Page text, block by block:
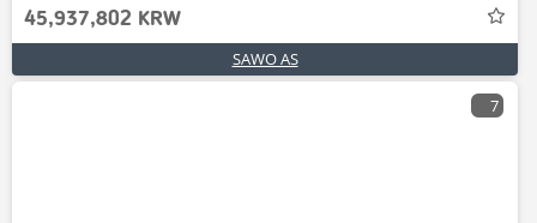
45,937,802 KRW
SAWO AS
7